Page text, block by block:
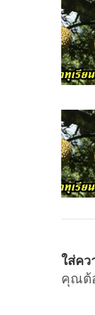
ใส่คว
คุณต้